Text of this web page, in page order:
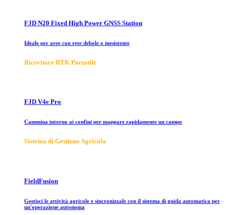
FJD N20 Fixed High Power GNSS Station
Ideale per aree con rete debole o inesistente
Ricevitore RTK Portatile
FJD V4e Pro
Cammina intorno ai confini per mappare rapidamente un campo
Sistema di Gestione Agricola
FieldFusion
Gestisci le attività agricole e sincronizzale con il sistema di guida automatica per
un'operazione autonoma